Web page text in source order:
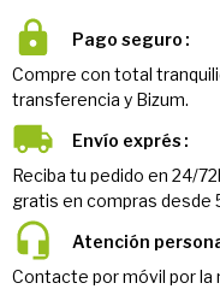
Pago seguro
Compre con total
transferencia y Bizum.
Envío exprés
Reciba tu pedido en 24/
gratis en compras desde
Atención
Contacte por móvil por la